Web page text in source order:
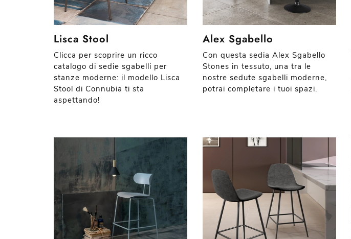
Lisca Stool
Clicca per scoprire un ricco
catalogo di sedie sgabelli per
stanze moderne: il modello Lisca
Stool di Connubia ti sta
aspettando!
Alex Sgabello
Con questa sedia Alex Sgabello
Stones in tessuto, una tra le
nostre sedute sgabelli moderne,
potrai completare i tuoi spazi.